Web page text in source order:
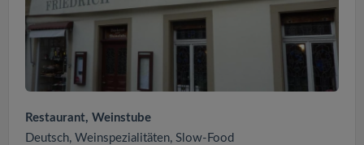
Restaurant, Weinstube
Deutsch, Weinspezialitäten, Slow-Food